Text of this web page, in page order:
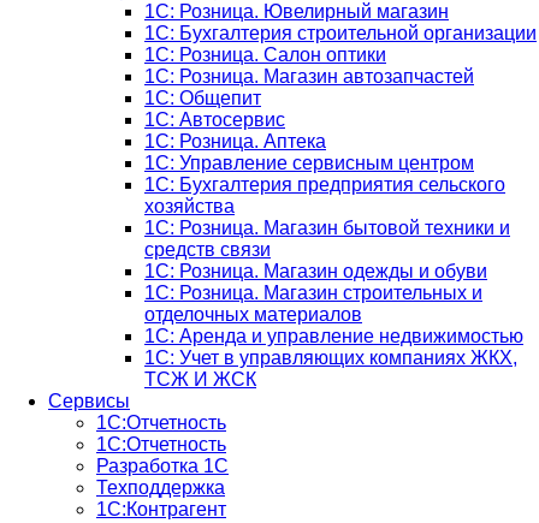
1С: Розница. Ювелирный магазин
1С: Бухгалтерия строительной организации
1С: Розница. Салон оптики
1С: Розница. Магазин автозапчастей
1C: Общепит
1С: Автосервис
1С: Розница. Аптека
1С: Управление сервисным центром
1С: Бухгалтерия предприятия сельского
хозяйства
1С: Розница. Магазин бытовой техники и
средств связи
1С: Розница. Магазин одежды и обуви
1С: Розница. Магазин строительных и
отделочных материалов
1С: Аренда и управление недвижимостью
1C: Учет в управляющих компаниях ЖКХ,
ТСЖ И ЖСК
Сервисы
1С:Отчетность
1С:Отчетность
Разработка 1С
Техподдержка
1С:Контрагент